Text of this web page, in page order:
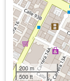
200 m
500 ft